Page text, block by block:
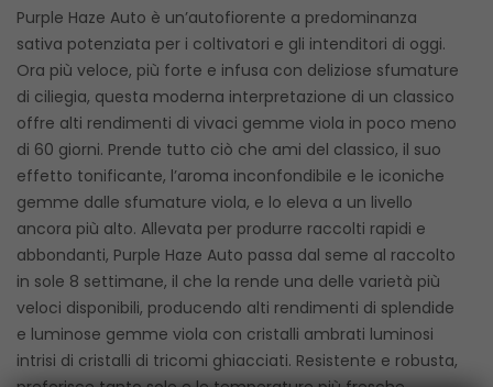
Purple Haze Auto è un’autofiorente a predominanza
sativa potenziata per i coltivatori e gli intenditori di oggi.
Ora più veloce, più forte e infusa con deliziose sfumature
di ciliegia, questa moderna interpretazione di un classico
offre alti rendimenti di vivaci gemme viola in poco meno
di 60 giorni. Prende tutto ciò che ami del classico, il suo
effetto tonificante, l’aroma inconfondibile e le iconiche
gemme dalle sfumature viola, e lo eleva a un livello
ancora più alto. Allevata per produrre raccolti rapidi e
abbondanti, Purple Haze Auto passa dal seme al raccolto
in sole 8 settimane, il che la rende una delle varietà più
veloci disponibili, producendo alti rendimenti di splendide
e luminose gemme viola con cristalli ambrati luminosi
intrisi di cristalli di tricomi ghiacciati. Resistente e robusta,